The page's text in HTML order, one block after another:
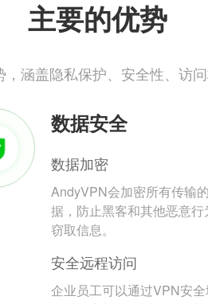
主要的优势
涵盖隐私保护、安全性、访
数据安全
数据加密
AndyVPN会加密所有传输
据，防止黑客和其他恶意行
窃取信息。
安全远程访问
企业员工可以通过VPN安